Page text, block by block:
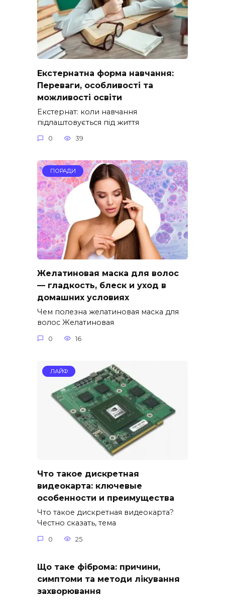
Екстернатна форма навчання:
Переваги, особливості та
можливості освіти
Екстернат: коли навчання
підлаштовується під життя
0 39
ПОРАДИ
Желатиновая маска для волос
— гладкость, блеск и уход в
домашних условиях
Чем полезна желатиновая маска для
волос Желатиновая
0 16
ЛАЙФ
Что такое дискретная
видеокарта: ключевые
особенности и преимущества
Что такое дискретная видеокарта?
Честно сказать, тема
0 25
Що таке фіброма: причини,
симптоми та методи лікування
захворювання